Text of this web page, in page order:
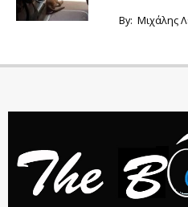
By: Μιχάλης